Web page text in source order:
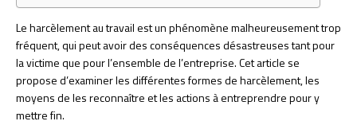
Le harcèlement au travail est un phénomène malheureusement trop
fréquent, qui peut avoir des conséquences désastreuses tant pour
la victime que pour l’ensemble de l’entreprise. Cet article se
propose d’examiner les différentes formes de harcèlement, les
moyens de les reconnaître et les actions à entreprendre pour y
mettre fin.